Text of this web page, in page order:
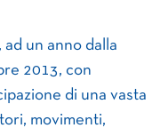
ad un anno dalla
2013, con
di una vasta
movimenti,